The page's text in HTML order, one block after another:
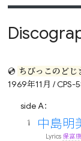
💿 ちびっこのどじ
1969年11月 / CPS-
side A：
中島明
Lyrics 保富